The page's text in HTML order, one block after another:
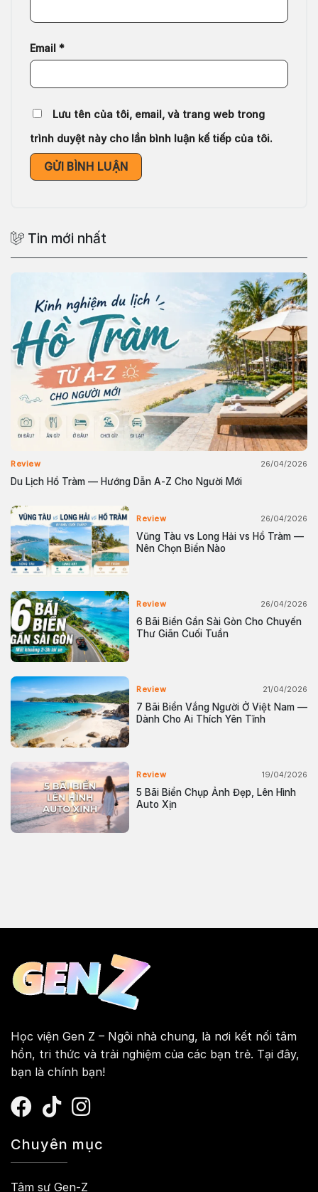
Email *
Lưu tên của tôi, email, và trang web trong
trình duyệt này cho lần bình luận kế tiếp của tôi.
Tin mới nhất
Review
Du Lịch Hồ Tràm — Hướng Dẫn A-Z Cho Người Mới
26/04/2026
Review
Vũng Tàu vs Long Hải vs Hồ Tràm —
Nên Chọn Biển Nào
26/04/2026
Review
6 Bãi Biển Gần Sài Gòn Cho Chuyến
Thư Giãn Cuối Tuần
26/04/2026
Review
7 Bãi Biển Vắng Người Ở Việt Nam —
Dành Cho Ai Thích Yên Tĩnh
21/04/2026
Review
5 Bãi Biển Chụp Ảnh Đẹp, Lên Hình
Auto Xịn
19/04/2026
Học viện Gen Z – Ngôi nhà chung, là nơi kết nối tâm
hồn, tri thức và trải nghiệm của các bạn trẻ. Tại đây,
bạn là chính bạn!
Chuyên mục
Tâm sự Gen-Z